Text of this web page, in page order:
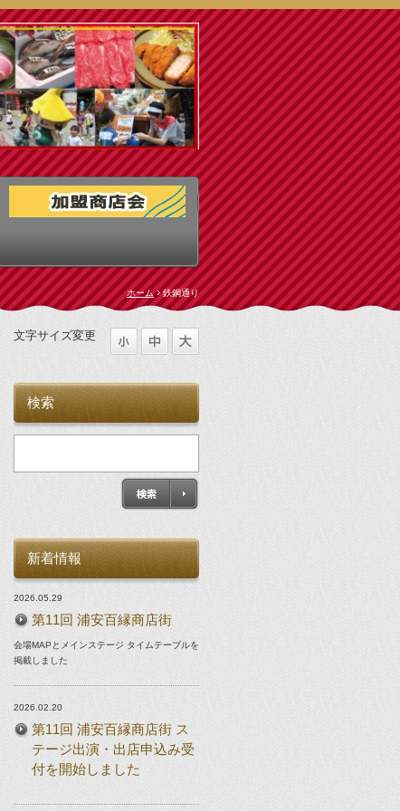
ホーム 鉄鋼通り
文字サイズ変更
検索
新着情報
2026.05.29
第11回 浦安百縁商店街
会場MAPとメインステージ タイムテーブルを
掲載しました
2026.02.20
第11回 浦安百縁商店街 ス
テージ出演・出店申込み受
付を開始しました